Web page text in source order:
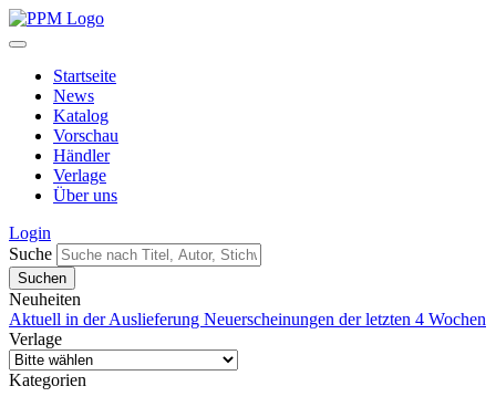
Startseite
News
Katalog
Vorschau
Händler
Verlage
Über uns
Login
Suche
Neuheiten
Aktuell in der Auslieferung Neuerscheinungen der letzten 4 Wochen
Verlage
Kategorien